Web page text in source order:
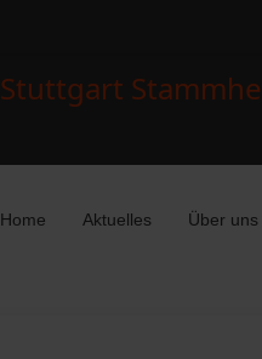
Home Aktuelles Über uns